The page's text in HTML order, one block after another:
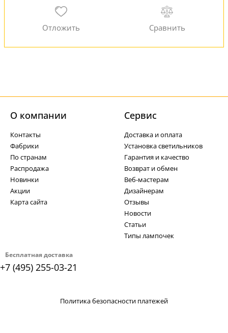
Бесплатная доставка
+7 (495) 255-03-21
О компании
Контакты
Фабрики
По странам
Распродажа
Новинки
Акции
Карта сайта
Cервис
Доставка и оплата
Установка светильников
Гарантия и качество
Возврат и обмен
Веб-мастерам
Дизайнерам
Отзывы
Новости
Статьи
Типы лампочек
Политика безопасности платежей